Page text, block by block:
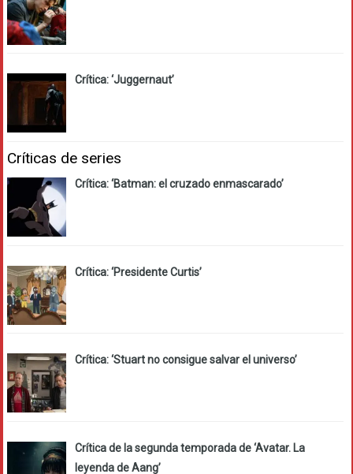
Crítica: ‘Juggernaut’
Críticas de series
Crítica: ‘Batman: el cruzado enmascarado’
Crítica: ‘Presidente Curtis’
Crítica: ‘Stuart no consigue salvar el universo’
Crítica de la segunda temporada de ‘Avatar. La
leyenda de Aang’